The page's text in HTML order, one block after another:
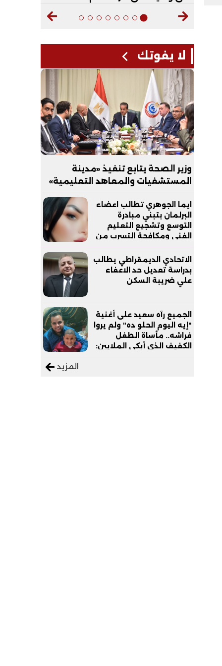
لا يفوتك
وزير الصحة يتابع تنفيذ «مدينة
المستشفيات والمعاهد التعليمية»
بالعاصمة الجديدة
ايما الجوهري تطالب اعضاء
البرلمان بتبني مبادرة
التوسع وتشجيع التعليم
الفني ومكافحة التسرب من
التعليم
الاتحادي الديمقراطي يطالب
بدراسة تعديل حد الاعفاء
علي ضريبة السكن
الجميع رآه سعيد على أغنية
"إيه اليوم الحلو ده" ولم يروا
فراشه.. مأساة الطفل
الكفيف الذي أبكى الملايين:
المزيد